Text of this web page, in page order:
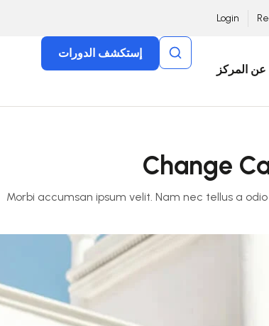
Login
عن المركز
إستكشف الدورات
Change
Morbi accumsan ipsum velit. Nam nec tellus a